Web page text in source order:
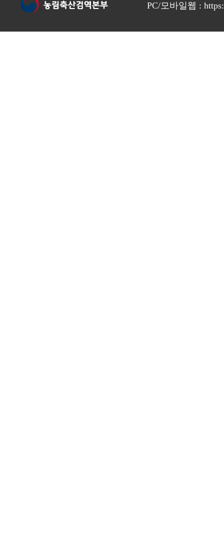
PC/모바일웹 :